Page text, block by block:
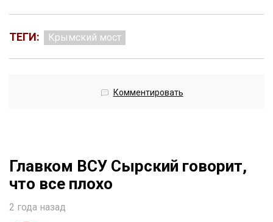
ТЕГИ: Крымский мост
Комментировать
Главком ВСУ Сырский говорит,
что все плохо
2 года назад